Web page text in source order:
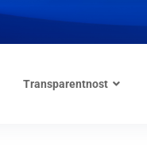
Transparentnost